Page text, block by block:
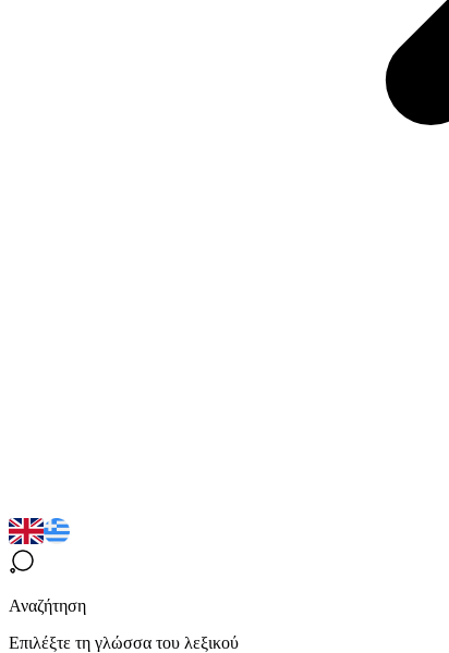
Αναζήτηση
Επιλέξτε τη γλώσσα του λεξικού